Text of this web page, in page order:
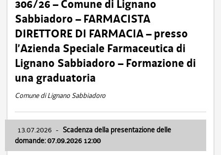
306/26 – Comune di Lignano
Sabbiadoro – FARMACISTA
DIRETTORE DI FARMACIA – presso
l’Azienda Speciale Farmaceutica di
Lignano Sabbiadoro – Formazione di
una graduatoria
Comune di Lignano Sabbiadoro
13.07.2026 - Scadenza della presentazione delle
domande: 07.09.2026 12:00